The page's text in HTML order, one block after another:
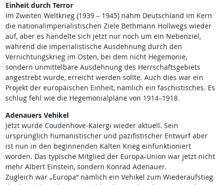
Einheit durch Terror
Im Zweiten Weltkrieg (1939 – 1945) nahm Deutschland im Kern
die national­imperialistischen Ziele Bethmann Hollwegs wieder
auf, aber es handelte sich jetzt nur noch um ein Nebenziel,
während die imperialistische Ausdehnung durch den
Vernichtungskrieg im Osten, bei dem nicht Hegemonie,
sondern unmittelbare Ausdehnung des Herrschaftsgebiets
angestrebt wurde, erreicht werden sollte. Auch dies war ein
Projekt der europäischen Einheit, nämlich ein faschistisches. Es
schlug fehl wie die Hegemonialpläne von 1914–1918.
Adenauers Vehikel
Jetzt wurde Coudenhove-Kalergi wieder aktuell. Sein
ursprünglich humanistischer und pazifistischer Entwurf aber
ist nun in den beginnenden Kalten Krieg einfunktioniert
worden. Das typische Mitglied der Europa-Union war jetzt nicht
mehr Albert Einstein, sondern Konrad Adenauer.
Zugleich war „Europa“ nämlich ein Vehikel zum Wiederaufstieg